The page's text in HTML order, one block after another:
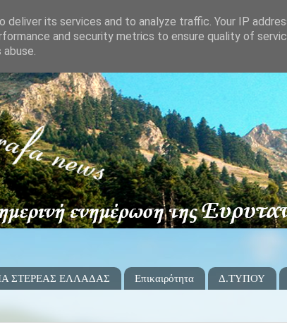
ΣΤΕΡΕΑΣ ΕΛΛΑΔΑΣ Επικαιρότητα Δ.ΤΥΠΟΥ
its services and to analyze traffic. Your IP
and security metrics to ensure quality of